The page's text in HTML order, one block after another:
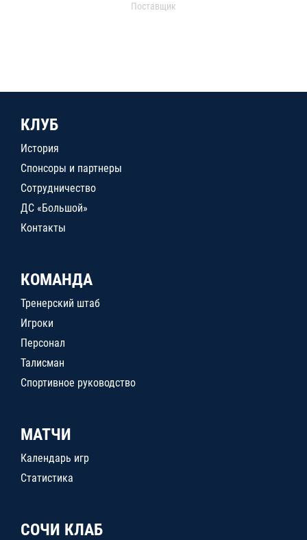
Поставщик
КЛУБ
История
Спонсоры и партнеры
Сотрудничество
ДС «Большой»
Контакты
КОМАНДА
Тренерский штаб
Игроки
Персонал
Талисман
Спортивное руководство
МАТЧИ
Календарь игр
Статистика
СОЧИ КЛАБ